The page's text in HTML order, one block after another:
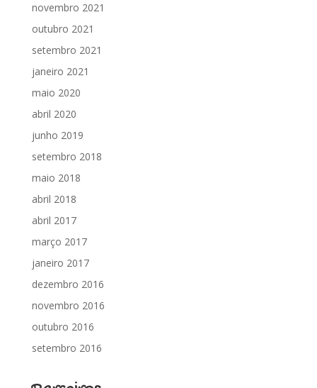
novembro 2021
outubro 2021
setembro 2021
janeiro 2021
maio 2020
abril 2020
junho 2019
setembro 2018
maio 2018
abril 2018
abril 2017
março 2017
janeiro 2017
dezembro 2016
novembro 2016
outubro 2016
setembro 2016